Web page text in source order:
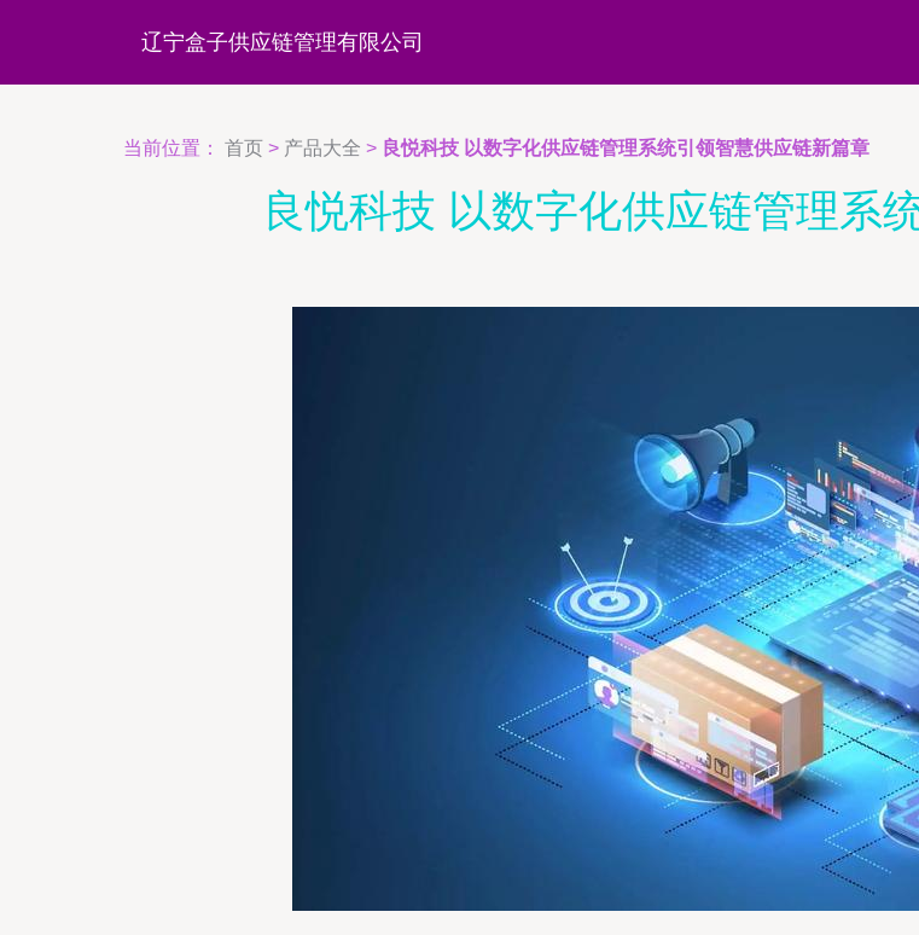
辽宁盒子供应链管理有限公司
当前位置： 首页 > 产品大全 > 良悦科技 以数字化供应链管理系统引领智慧供应链新篇章
良悦科技 以数字化供应链管理系